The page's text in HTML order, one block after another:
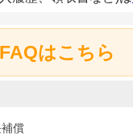
FAQはこちら
償